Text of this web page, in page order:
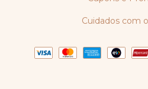
Cuidados com